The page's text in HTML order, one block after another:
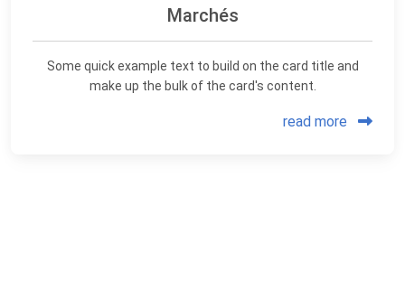
Marchés
Some quick example text to build on the card title and
make up the bulk of the card's content.
read more